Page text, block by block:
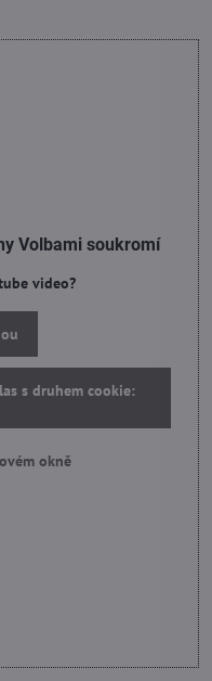
Volbami soukromí
video?
s druhem cookie:
okně